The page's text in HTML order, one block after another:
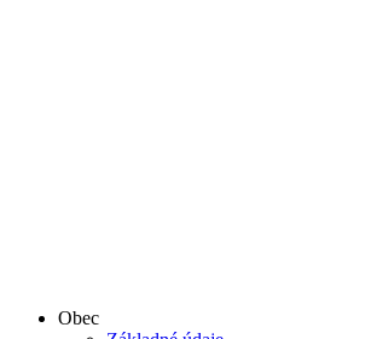
Obec